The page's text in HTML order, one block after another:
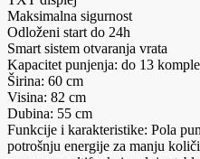
Maksimalna sigurnost
Odloženi start do 24h
Smart sistem otvaranja vrata
Kapacitet punjenja: do 13
Širina: 60 cm
Visina: 82 cm
Dubina: 55 cm
Funkcije i karakteristike: Pola
potrošnju energije za manju